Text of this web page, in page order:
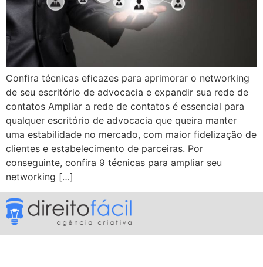
Confira técnicas eficazes para aprimorar o networking
de seu escritório de advocacia e expandir sua rede de
contatos Ampliar a rede de contatos é essencial para
qualquer escritório de advocacia que queira manter
uma estabilidade no mercado, com maior fidelização de
clientes e estabelecimento de parceiras. Por
conseguinte, confira 9 técnicas para ampliar seu
networking […]